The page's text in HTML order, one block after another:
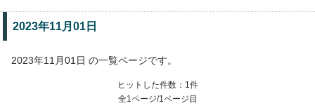
2023年11月01日
2023年11月01日 の一覧ページです。
ヒットした件数：1件
全1ページ/1ページ目